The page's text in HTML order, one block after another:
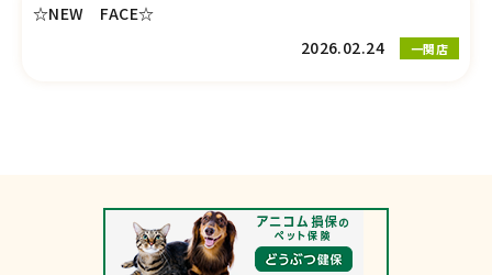
☆NEW FACE☆
2026.02.24
一関店